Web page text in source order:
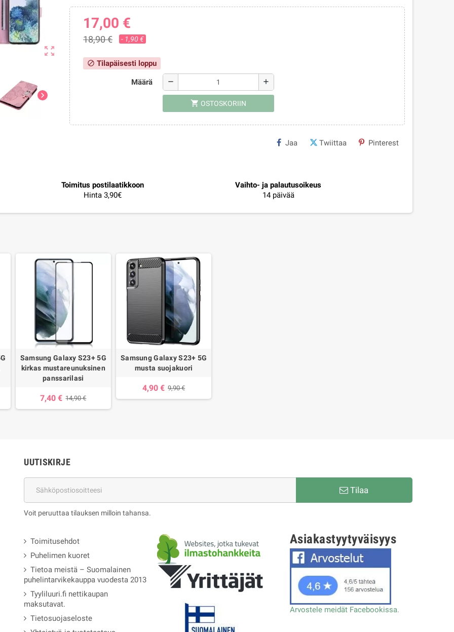
zoom_out_map
chevron_right
17,00 €
18,90 € - 1,90 €
block Tilapäisesti loppu
Määrä remove add
shopping_cart OSTOSKORIIN
Jaa Twiittaa Pinterest
Toimitus postilaatikkoon
Hinta 3,90€
Vaihto- ja palautusoikeus
14 päivää
Samsung Galaxy S23+ 5G
kirkas mustareunuksinen
panssarilasi
7,40 € 14,90 €
Samsung Galaxy S23+ 5G
musta suojakuori
4,90 € 9,90 €
UUTISKIRJE
Tilaa
Voit peruuttaa tilauksen milloin tahansa.
Toimitusehdot
Puhelimen kuoret
Tietoa meistä – Suomalainen
puhelintarvikekauppa vuodesta 2013
Tyyliluuri.fi nettikaupan
maksutavat.
Tietosuojaseloste
Asiakastyytyväisyys
Arvostele meidät Facebookissa.